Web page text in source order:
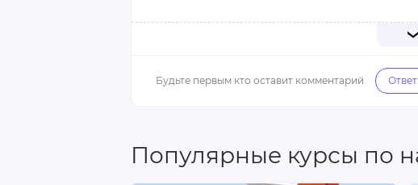
Кличину. Также хочу отметить, что
внимательно, всегда дают рекомендации,
Обратная связь в любое время, высокий
Популярные курсы по